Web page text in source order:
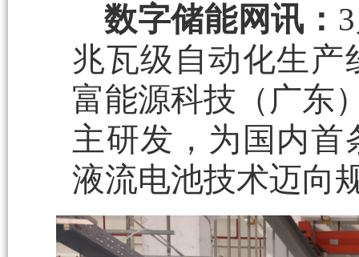
数字储能网讯：
兆瓦级自动化生产
富能源科技（广东
主研发，为国内
液流电池技术迈向